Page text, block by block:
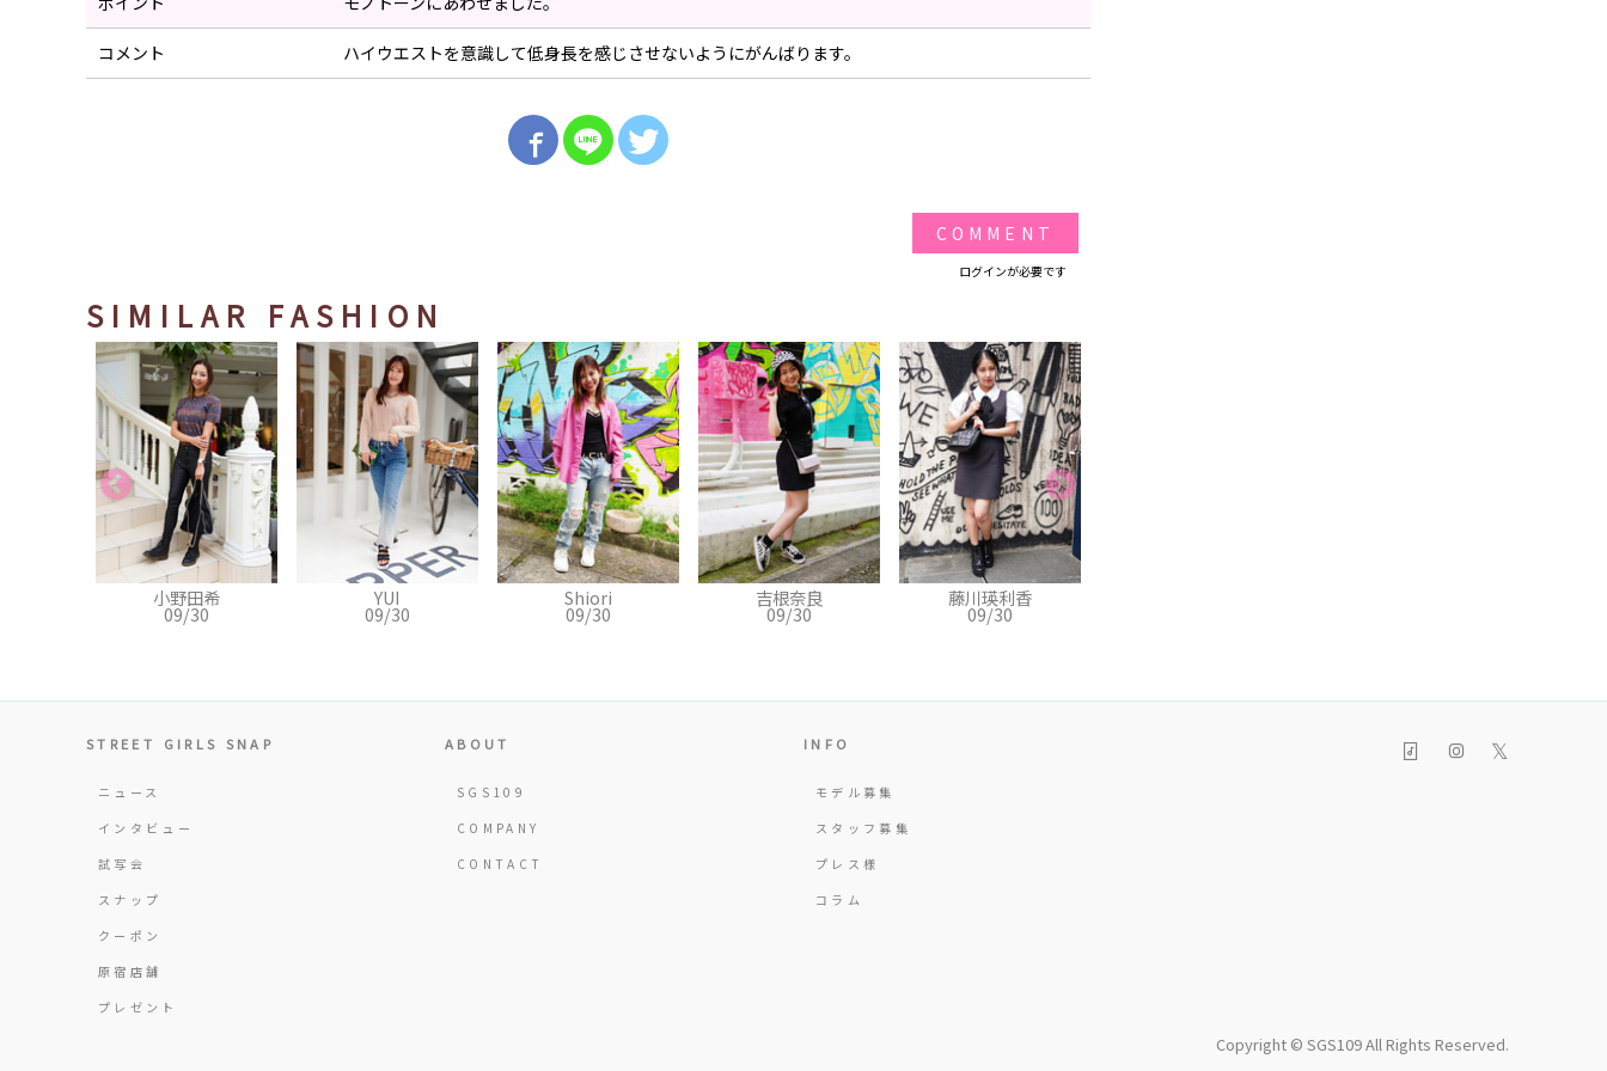
コメント ハイウエストを意識して低身長を感じさせないようにがんばります。
COMMENT
ログインが必要です
SIMILAR FASHION
YUI
09/30
Shiori
09/30
吉根奈良
09/30
藤川瑛利香
09/30
坂本キンベリ
09/30
STREET GIRLS SNAP
ニュース
インタビュー
試写会
スナップ
クーポン
原宿店舗
プレゼント
ABOUT
SGS109
COMPANY
CONTACT
INFO
モデル募集
スタッフ募集
プレス様
コラム
𝕏
Copyright © SGS109 All Rights Reserved.